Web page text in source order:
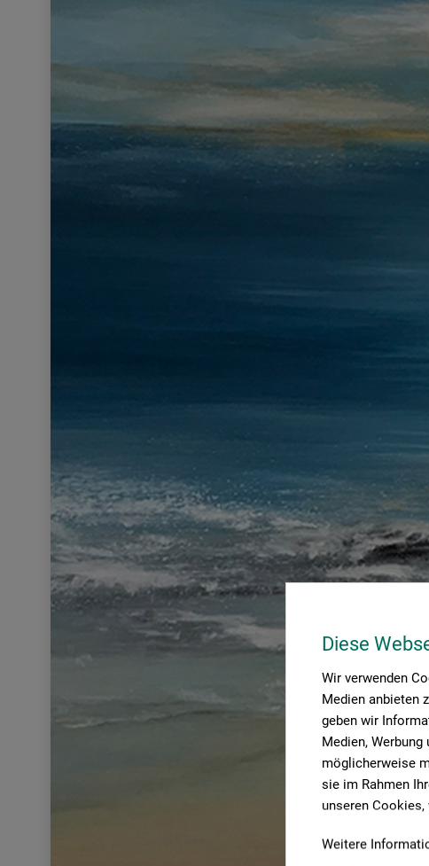
Diese
Wir verwenden
Medien anbieten
geben wir
Medien,
möglicherweise
sie im Rahmen
unseren
Weitere